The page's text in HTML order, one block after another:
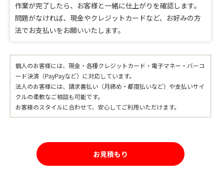
作業が完了したら、お客様と一緒に仕上がりを確認します。
問題がなければ、現金やクレジットカードなど、お好みの方
法でお支払いをお願いいたします。
個人のお客様には、現金・各種クレジットカード・電子マネー・バーコ
ード決済（PayPayなど）に対応しています。
法人のお客様には、請求書払い（月締め・都度払いなど）や支払いサイ
クルの柔軟なご相談も可能です。
お客様のスタイルに合わせて、安心してご利用いただけます。
お見積もり